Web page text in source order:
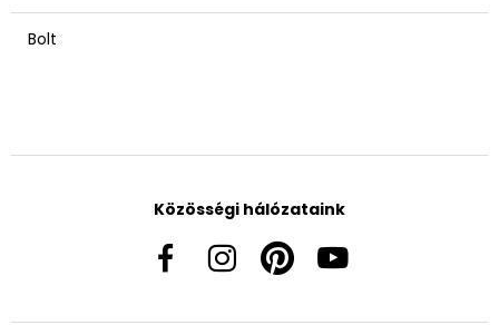
Bolt
Közösségi hálózataink